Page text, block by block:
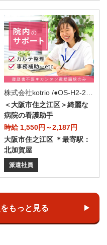
＜大阪市住之江区＞綺麗な
病院の看護助手
時給 1,550円～2,187円
大阪市住之江区 ＊最寄駅：
北加賀屋
派遣社員
もっと見る